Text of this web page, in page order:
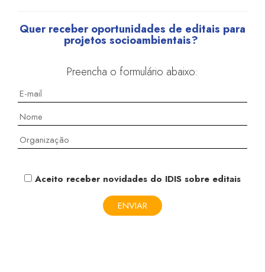
Quer receber oportunidades de editais para
projetos socioambientais?
Preencha o formulário abaixo:
Aceito receber novidades do IDIS sobre editais